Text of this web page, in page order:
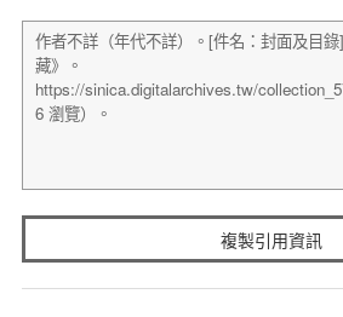
複製引用資訊